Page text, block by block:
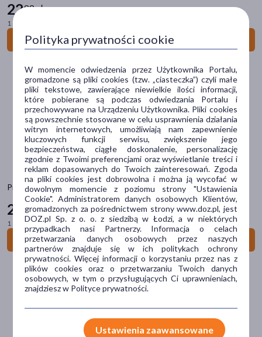
2299 zł
1 szt. = 11,50 zł
Do koszyka
Pikabu Baby Care, smoczek dynamiczny uspokajający, 6-18 m, 2 szt.
22 99 zł
1 szt. = 11,50 zł
Do koszyka
ORTENIKA
PLAN BY DOZ
PURETIQA
SALVITIS
SKINIMAL D
ZIELNIK DOZ
Filtry
Dostępny(13)
Wysyłka 0 zł(4)
Znakomitość Roku(4)
Zestaw(2)
Dostawa
Wysyłka
Odbiór w aptece
Polityka prywatności cookie
W momencie odwiedzenia przez Użytkownika Portalu,
gromadzone są pliki cookies (tzw. „ciasteczka”) czyli małe
pliki tekstowe, zawierające niewielkie ilości informacji,
które pobierane są podczas odwiedzania Portalu i
przechowywane na Urządzeniu Użytkownika. Pliki cookies
są powszechnie stosowane w celu usprawnienia działania
witryn internetowych, umożliwiają nam zapewnienie
kluczowych funkcji serwisu, zwiększenie jego
bezpieczeństwa, ciągłe doskonalenie, personalizację
zgodnie z Twoimi preferencjami oraz wyświetlanie treści i
reklam dopasowanych do Twoich zainteresowań. Zgoda
na pliki cookies jest dobrowolna i można ją wycofać w
dowolnym momencie z poziomu strony "Ustawienia
Cookie". Administratorem danych osobowych Klientów,
gromadzonych za pośrednictwem strony www.doz.pl, jest
DOZ.pl Sp. z o. o. z siedzibą w Łodzi, a w niektórych
przypadkach nasi Partnerzy. Informacja o celach
przetwarzania danych osobowych przez naszych
partnerów znajduje się w ich politykach ochrony
prywatności. Więcej informacji o korzystaniu przez nas z
plików cookies oraz o przetwarzaniu Twoich danych
osobowych, w tym o przysługujących Ci uprawnieniach,
znajdziesz w Polityce prywatności.
Ustawienia zaawansowane